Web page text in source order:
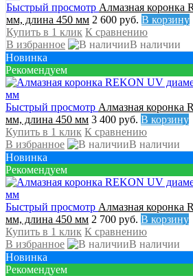
Быстрый просмотр Алмазная коронка
мм, длина 450 мм 2 600 руб. В корзину
Купить в 1 клик К сравнению
В избранное
В наличии
Новинка
Рекомендуем
Быстрый просмотр Алмазная коронка
мм, длина 450 мм 3 400 руб. В корзину
Купить в 1 клик К сравнению
В избранное
В наличии
Новинка
Рекомендуем
Быстрый просмотр Алмазная коронка
мм, длина 450 мм 2 700 руб. В корзину
Купить в 1 клик К сравнению
В избранное
В наличии
Новинка
Рекомендуем